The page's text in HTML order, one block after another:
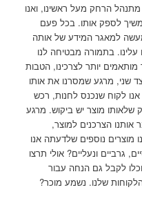
הרחק מעל ראשינו, ואנו
לספק אותו. בכל פעם
למאגר המידע של אותה
בתמורה מבטיחה לנו
יותר לצרכינו, הטבות
שני, מרגע שמסרנו את אותו
אנו לקוח שנכנס לחנות, רכש
שלאותו מוצר יש ביקוש. מרגע
הצרכנים למוצר,
מוצרים נוספים שלדעתה אנו
גרביים ונעליים? אולי תרצו
לקבל גם הנחה עבור
שלנו. נשמע מוכר?